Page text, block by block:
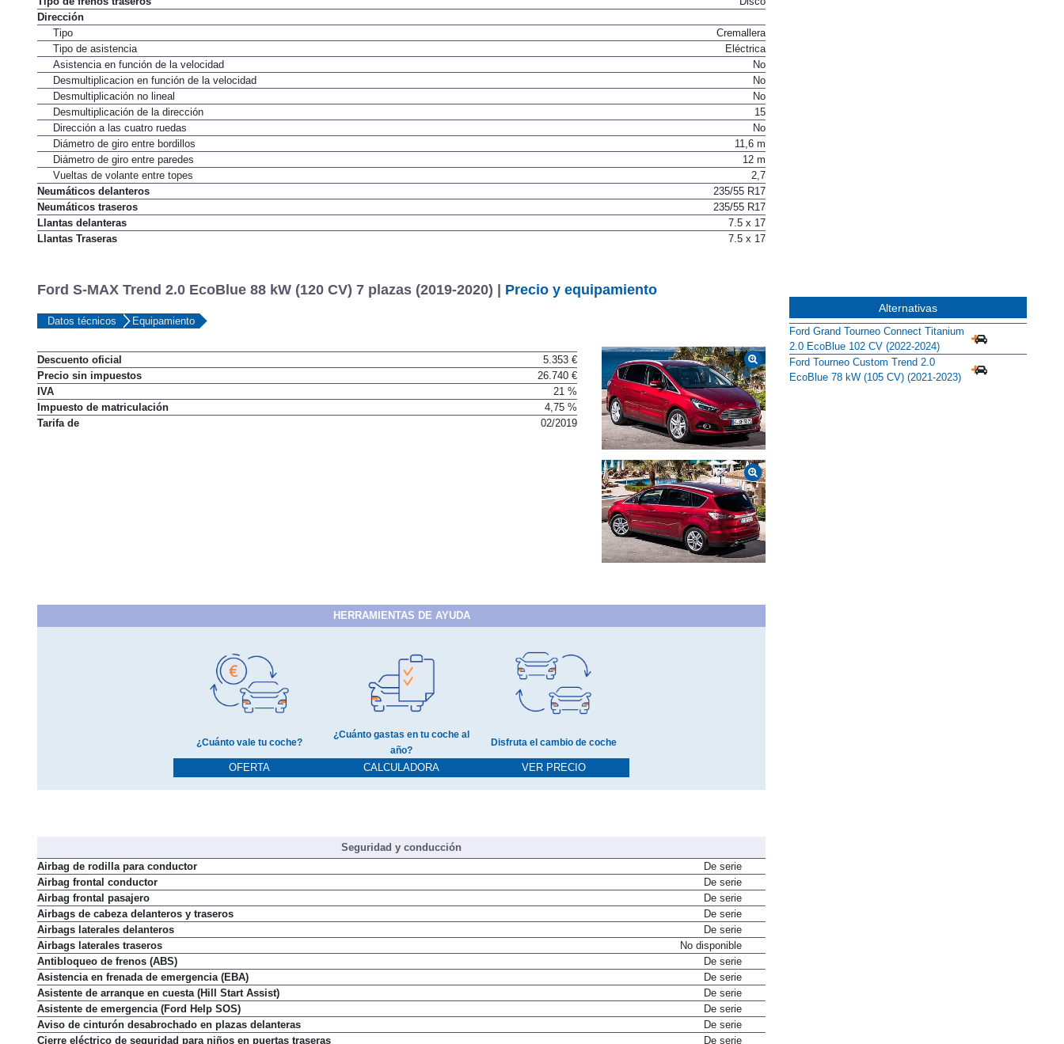
Dirección
Tipo
Cremallera
Tipo de asistencia
Eléctrica
Asistencia en función de la velocidad
No
Desmultiplicacion en función de la velocidad
No
Desmultiplicación no lineal
No
Desmultiplicación de la dirección
15
Dirección a las cuatro ruedas
No
Diámetro de giro entre bordillos
11,6 m
Diámetro de giro entre paredes
12 m
Vueltas de volante entre topes
2,7
Neumáticos delanteros
235/55 R17
Neumáticos traseros
235/55 R17
Llantas delanteras
7.5 x 17
Llantas Traseras
7.5 x 17
Ford S-MAX Trend 2.0 EcoBlue 88 kW (120 CV) 7 plazas (2019-2020) | Precio y equipamiento
Datos técnicos Equipamiento
Descuento oficial
5.353 €
Precio sin impuestos
26.740 €
IVA
21 %
Impuesto de matriculación
4,75 %
Tarifa de
02/2019
HERRAMIENTAS DE AYUDA
¿Cuánto vale tu coche?
OFERTA
¿Cuánto gastas en tu coche al
año?
CALCULADORA
Disfruta el cambio de coche
VER PRECIO
Seguridad y conducción
Airbag de rodilla para conductor
De serie
Airbag frontal conductor
De serie
Airbag frontal pasajero
De serie
Airbags de cabeza delanteros y traseros
De serie
Airbags laterales delanteros
De serie
Airbags laterales traseros
No disponible
Antibloqueo de frenos (ABS)
De serie
Asistencia en frenada de emergencia (EBA)
De serie
Asistente de arranque en cuesta (Hill Start Assist)
De serie
Asistente de emergencia (Ford Help SOS)
De serie
Aviso de cinturón desabrochado en plazas delanteras
De serie
Cierre eléctrico de seguridad para niños en puertas traseras
De serie
Alternativas
Ford Grand Tourneo Connect Titanium
2.0 EcoBlue 102 CV (2022-2024)
Ford Tourneo Custom Trend 2.0
EcoBlue 78 kW (105 CV) (2021-2023)